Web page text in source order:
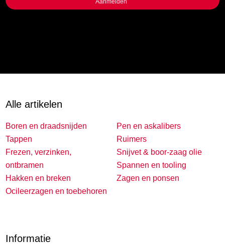
Alle artikelen
Boren en draadsnijden
Tappen
Frezen, verzinken,
ontbramen
Hakken en breken
Ocileerzagen en toebehoren
Pen en askalibers
Ruimers
Snijvet & boor-zaag olie
Spannen en tooling
Zagen en ponsen
Informatie